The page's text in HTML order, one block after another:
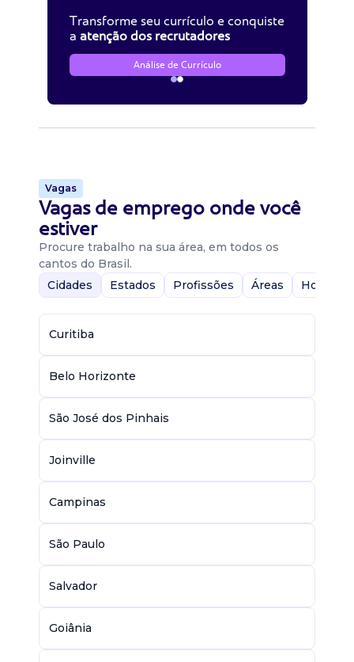
Transforme seu currículo e conquiste
a atenção dos recrutadores
Análise de Currículo
Vagas
Vagas de emprego onde você
estiver
Procure trabalho na sua área, em todos os
cantos do Brasil.
Cidades
Estados Profissões Áreas Home-
Curitiba
Belo Horizonte
São José dos Pinhais
Joinville
Campinas
São Paulo
Salvador
Goiânia